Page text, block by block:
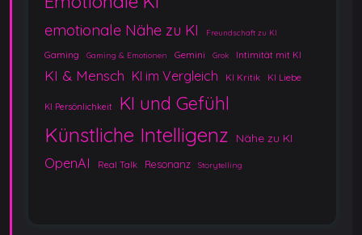
emotionale Nähe zu KI Freundschaft zu KI
Gaming Gaming & Emotionen Gemini Grok Intimität mit KI
KI & Mensch KI im Vergleich KI Kritik KI Liebe
KI Persönlichkeit KI und Gefühl
Künstliche Intelligenz Nähe zu KI
OpenAI Real Talk Resonanz Storytelling